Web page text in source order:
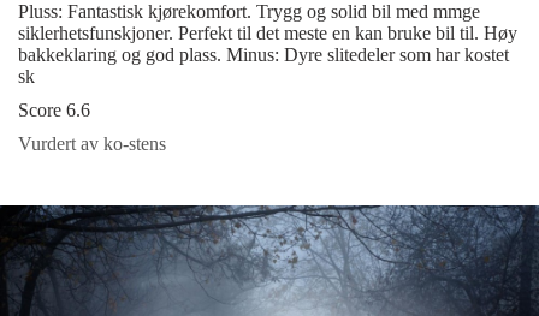
Pluss: Fantastisk kjørekomfort. Trygg og solid bil med mmge
siklerhetsfunskjoner. Perfekt til det meste en kan bruke bil til. Høy
bakkeklaring og god plass. Minus: Dyre slitedeler som har kostet
sk
Score 6.6
Vurdert av ko-stens